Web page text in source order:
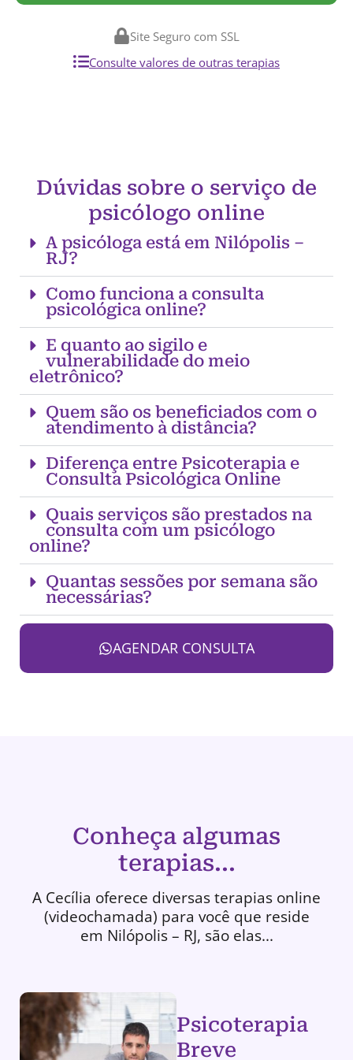
Site Seguro com SSL
Consulte valores de outras terapias
Dúvidas sobre o serviço de
psicólogo online
A psicóloga está em Nilópolis –
RJ?
Como funciona a consulta
psicológica online?
E quanto ao sigilo e
vulnerabilidade do meio
eletrônico?
Quem são os beneficiados com o
atendimento à distância?
Diferença entre Psicoterapia e
Consulta Psicológica Online
Quais serviços são prestados na
consulta com um psicólogo
online?
Quantas sessões por semana são
necessárias?
AGENDAR CONSULTA
Conheça algumas
terapias...
A Cecília oferece diversas terapias online
(videochamada) para você que reside
em Nilópolis – RJ, são elas...
Psicoterapia
Breve